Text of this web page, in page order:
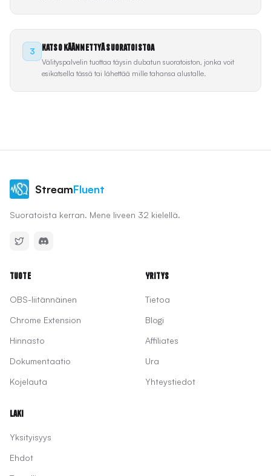
3 Katso käännettyä suoratoistoa
Välityspalvelin tuottaa täysin dubatun suoratoiston, jonka voit
esikatsella tässä tai lähettää mille tahansa alustalle.
StreamFluent
Suoratoista kerran. Mene liveen 32 kielellä.
Tuote
OBS-liitännäinen
Chrome Extension
Hinnasto
Dokumentaatio
Kojelauta
Yritys
Tietoa
Blogi
Affiliates
Ura
Yhteystiedot
Laki
Yksityisyys
Ehdot